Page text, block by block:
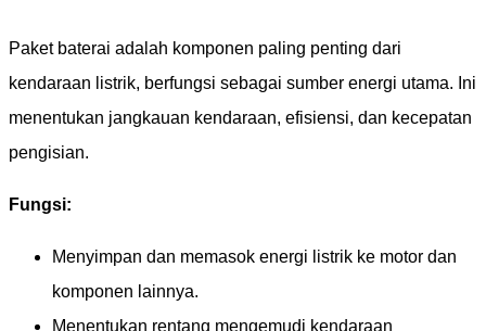
Paket baterai adalah komponen paling penting dari
kendaraan listrik, berfungsi sebagai sumber energi utama. Ini
menentukan jangkauan kendaraan, efisiensi, dan kecepatan
pengisian.
Fungsi:
Menyimpan dan memasok energi listrik ke motor dan
komponen lainnya.
Menentukan rentang mengemudi kendaraan